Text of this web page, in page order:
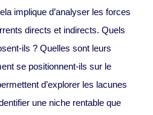
implique d’analyser les forces
directs et indirects. Quels
ils ? Quelles sont leurs
se positionnent-ils sur le
d’explorer les lacunes
une niche rentable que